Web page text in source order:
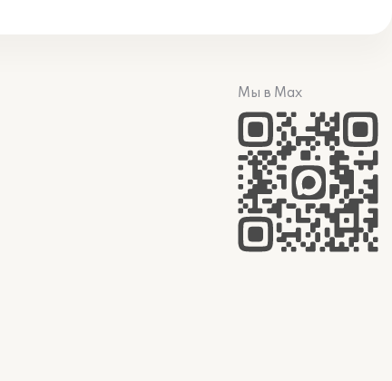
Мы в Max